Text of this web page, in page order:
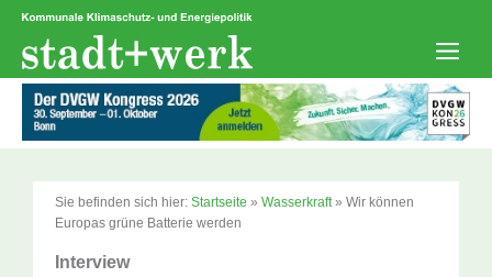
Zum
springen
Sie befinden sich hier: Startseite » Wasserkraft» Wir können
Europas grüne Batterie werden
Interview